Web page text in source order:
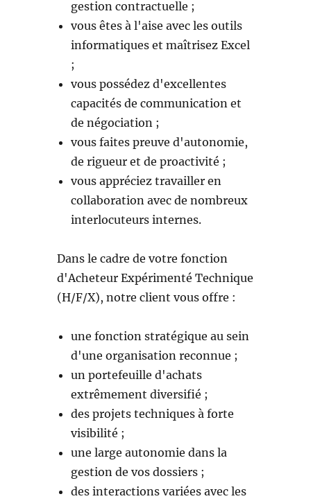
gestion contractuelle ;
vous êtes à l'aise avec les outils
informatiques et maîtrisez Excel
;
vous possédez d'excellentes
capacités de communication et
de négociation ;
vous faites preuve d'autonomie,
de rigueur et de proactivité ;
vous appréciez travailler en
collaboration avec de nombreux
interlocuteurs internes.
Dans le cadre de votre fonction
d'Acheteur Expérimenté Technique
(H/F/X), notre client vous offre :
une fonction stratégique au sein
d'une organisation reconnue ;
un portefeuille d'achats
extrêmement diversifié ;
des projets techniques à forte
visibilité ;
une large autonomie dans la
gestion de vos dossiers ;
des interactions variées avec les